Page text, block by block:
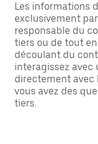
Les informations
exclusivement
responsable du
tiers ou de tout
découlant du
interagissez avec
directement avec
vous avez des
tiers.